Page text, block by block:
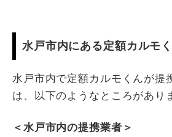
水戸市内にある定額カルモ
水戸市内で定額カルモくんが提
は、以下のようなところがあり
＜水戸市内の提携業者＞